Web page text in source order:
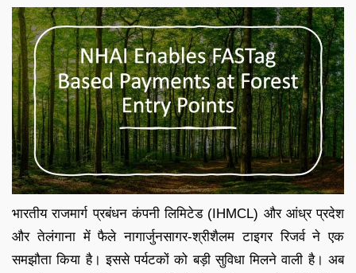
भारतीय राजमार्ग प्रबंधन कंपनी लिमिटेड (IHMCL) और आंध्र प्रदेश
और तेलंगाना में फैले नागार्जुनसागर-श्रीशैलम टाइगर रिजर्व ने एक
समझौता किया है। इससे पर्यटकों को बड़ी सुविधा मिलने वाली है। अब